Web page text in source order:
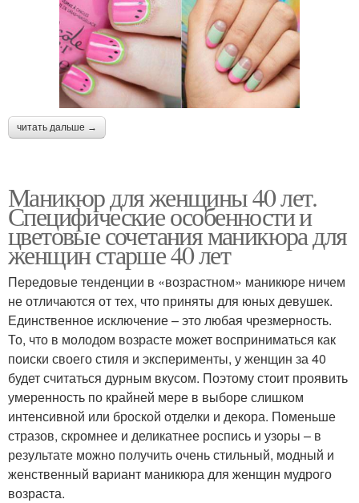
читать дальше →
Маникюр для женщины 40 лет.
Специфические особенности и
цветовые сочетания маникюра для
женщин старше 40 лет
Передовые тенденции в «возрастном» маникюре ничем
не отличаются от тех, что приняты для юных девушек.
Единственное исключение – это любая чрезмерность.
То, что в молодом возрасте может восприниматься как
поиски своего стиля и эксперименты, у женщин за 40
будет считаться дурным вкусом. Поэтому стоит проявить
умеренность по крайней мере в выборе слишком
интенсивной или броской отделки и декора. Поменьше
стразов, скромнее и деликатнее роспись и узоры – в
результате можно получить очень стильный, модный и
женственный вариант маникюра для женщин мудрого
возраста.